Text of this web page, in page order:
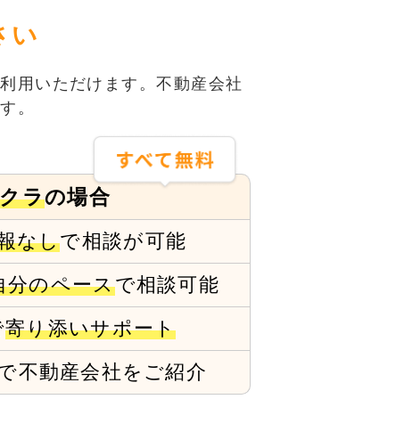
い
用いただけます。不動産会社
。
ラの場合
なしで相談が可能
分のペースで相談可能
寄り添いサポート
不動産会社をご紹介